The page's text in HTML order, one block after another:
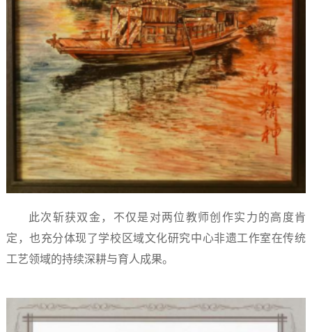
此次斩获双金，不仅是对两位教师创作实力的高度肯
定，也充分体现了学校区域文化研究中心非遗工作室在传统
工艺领域的持续深耕与育人成果。